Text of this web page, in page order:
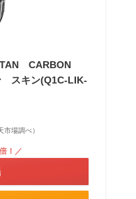
CARBON
スキン(Q1C-LIK-
場調べ）
！／